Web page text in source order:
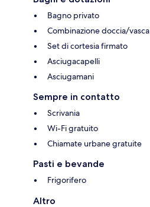
Bagno privato
Combinazione doccia/vasca
Set di cortesia firmato
Asciugacapelli
Asciugamani
Sempre in contatto
Scrivania
Wi-Fi gratuito
Chiamate urbane gratuite
Pasti e bevande
Frigorifero
Altro